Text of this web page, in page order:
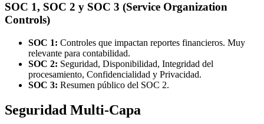
SOC 1, SOC 2 y SOC 3 (Service Organization
Controls)
SOC 1: Controles que impactan reportes financieros. Muy
relevante para contabilidad.
SOC 2: Seguridad, Disponibilidad, Integridad del
procesamiento, Confidencialidad y Privacidad.
SOC 3: Resumen público del SOC 2.
Seguridad Multi-Capa